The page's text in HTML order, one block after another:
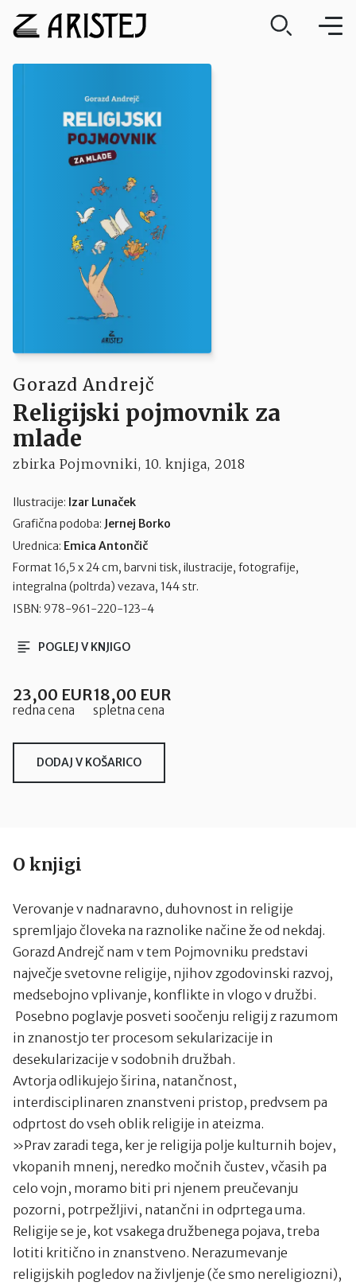
Gorazd Andrejč
Religijski pojmovnik za
mlade
zbirka Pojmovniki, 10. knjiga, 2018
Ilustracije: Izar Lunaček
Grafična podoba: Jernej Borko
Urednica: Emica Antončič
Format 16,5 x 24 cm, barvni tisk, ilustracije, fotografije,
integralna (poltrda) vezava, 144 str.
ISBN: 978-961-220-123-4
POGLEJ V KNJIGO
23,00 EUR
redna cena
18,00 EUR
spletna cena
DODAJ V KOŠARICO
O knjigi
Verovanje v nadnaravno, duhovnost in religije
spremljajo človeka na raznolike načine že od nekdaj.
Gorazd Andrejč nam v tem Pojmovniku predstavi
največje svetovne religije, njihov zgodovinski razvoj,
medsebojno vplivanje, konflikte in vlogo v družbi.
Posebno poglavje posveti soočenju religij z razumom
in znanostjo ter procesom sekularizacije in
desekularizacije v sodobnih družbah.
Avtorja odlikujejo širina, natančnost,
interdisciplinaren znanstveni pristop, predvsem pa
odprtost do vseh oblik religije in ateizma.
»Prav zaradi tega, ker je religija polje kulturnih bojev,
vkopanih mnenj, neredko močnih čustev, včasih pa
celo vojn, moramo biti pri njenem preučevanju
pozorni, potrpežljivi, natančni in odprtega uma.
Religije se je, kot vsakega družbenega pojava, treba
lotiti kritično in znanstveno. Nerazumevanje
religijskih pogledov na življenje (če smo nereligiozni),